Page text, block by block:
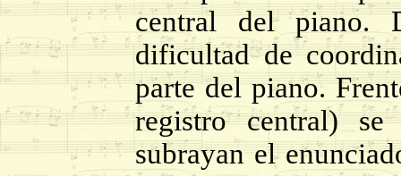
central del piano.
dificultad de
parte del piano.
registro central) se
subrayan el